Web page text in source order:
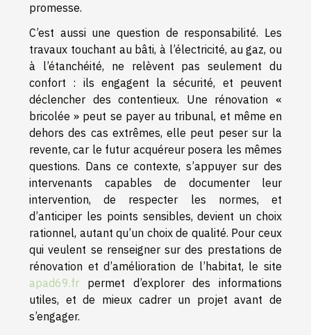
promesse.
C’est aussi une question de responsabilité. Les
travaux touchant au bâti, à l’électricité, au gaz, ou
à l’étanchéité, ne relèvent pas seulement du
confort : ils engagent la sécurité, et peuvent
déclencher des contentieux. Une rénovation «
bricolée » peut se payer au tribunal, et même en
dehors des cas extrêmes, elle peut peser sur la
revente, car le futur acquéreur posera les mêmes
questions. Dans ce contexte, s’appuyer sur des
intervenants capables de documenter leur
intervention, de respecter les normes, et
d’anticiper les points sensibles, devient un choix
rationnel, autant qu’un choix de qualité. Pour ceux
qui veulent se renseigner sur des prestations de
rénovation et d’amélioration de l’habitat, le site
apad69.fr permet d’explorer des informations
utiles, et de mieux cadrer un projet avant de
s’engager.